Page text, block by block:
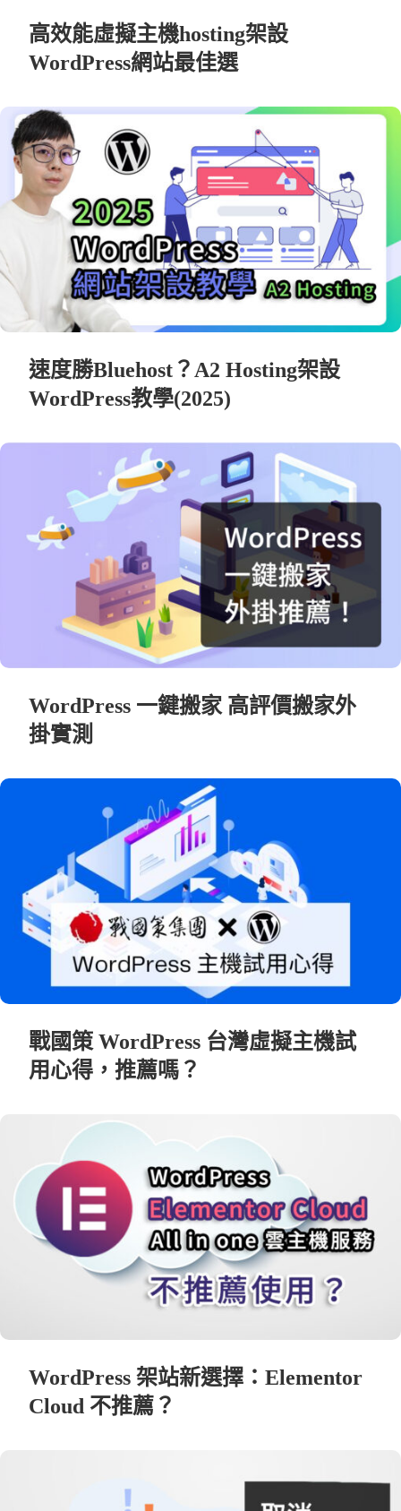
高效能虛擬主機hosting架設
WordPress網站最佳選
速度勝Bluehost？A2 Hosting架設
WordPress教學(2025)
WordPress 一鍵搬家 高評價搬家外
掛實測
戰國策 WordPress 台灣虛擬主機試
用心得，推薦嗎？
WordPress 架站新選擇：Elementor
Cloud 不推薦？